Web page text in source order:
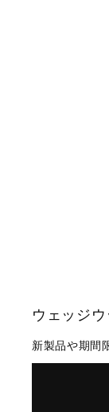
ウェッジ
新製品や期間